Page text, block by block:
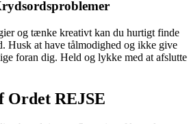
og tænke kreativt kan du hurtigt finde
Husk at have tålmodighed og ikke give
foran dig. Held og lykke med at afslutte
Ordet REJSE